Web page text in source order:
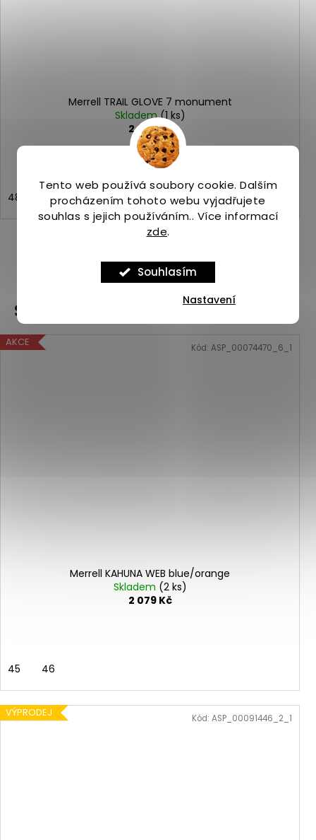
Tento web používá soubory cookie. Dalším
procházením tohoto webu vyjadřujete
souhlas s jejich používáním.. Více informací
zde.
Souhlasím
Nastavení
Merrell TRAIL GLOVE 7 monument
Skladem(1 ks)
2 999 Kč
48
ZOBRAZIT VŠECHNY PODOBNÉ PRODUKTY
Související produkty
AKCE
Merrell KAHUNA WEB blue/orange
Skladem (2 ks)
2 079 Kč
45 46
Kód: ASP_00074470_6_1
VÝPRODEJ Kód: ASP_00091446_2_1